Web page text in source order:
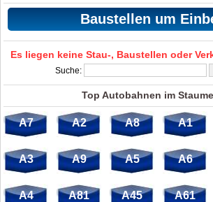
Baustellen um
Es liegen keine Stau-, Baustellen oder
Suche:
Top Autobahnen im
A7 A2 A8 A1
A3 A9 A5 A6
A4 A81 A45 A61